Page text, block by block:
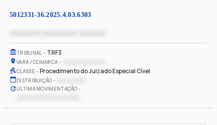
5012331-36.2025.4.03.6303
TRIBUNAL TRF3
VARA / COMARCA
CLASSE Procedimento do Juizado Especial Cível
DISTRIBUIÇÃO
ÚLTIMA MOVIMENTAÇÃO